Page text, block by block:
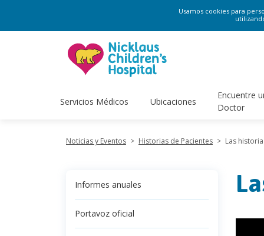
Usamos cookies para
Servicios Médicos Ubicaciones
Encuentre
Doctor
Noticias y Eventos > Historias de Pacientes > Las
Informes anuales
Portavoz oficial